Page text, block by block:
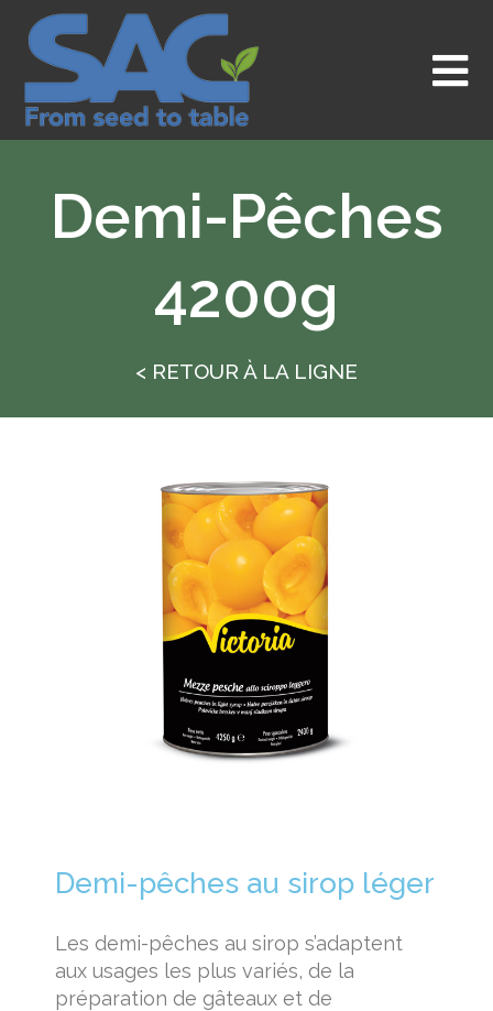
contenu
Demi-Pêches
4200g
< RETOUR À LA LIGNE
Demi-pêches au sirop léger
Les demi-pêches au sirop s’adaptent
aux usages les plus variés, de la
préparation de gâteaux et de